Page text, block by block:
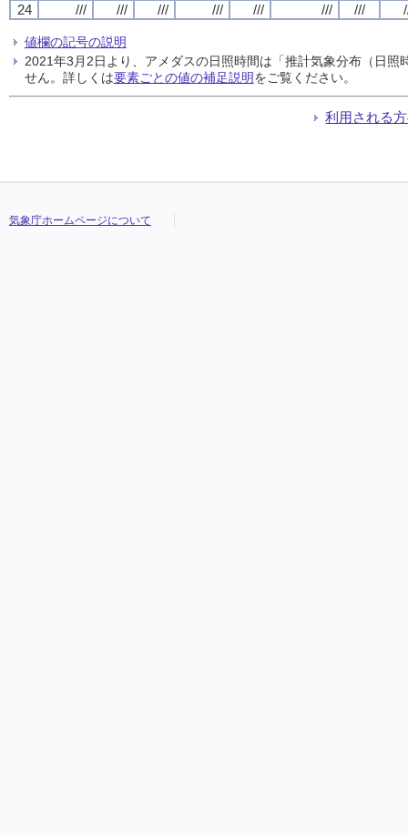
24
/// /// /// /// /// /// ///
値欄の記号の説明
2021年3月2日より、アメダスの日照時間は「推計気象分布（日
せん。詳しくは要素ごとの値の補足説明をご覧ください。
利用される
気象庁ホームページについて